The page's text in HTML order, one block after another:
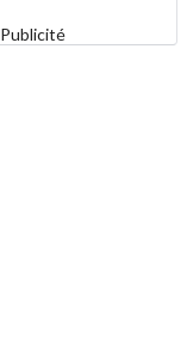
Publicité